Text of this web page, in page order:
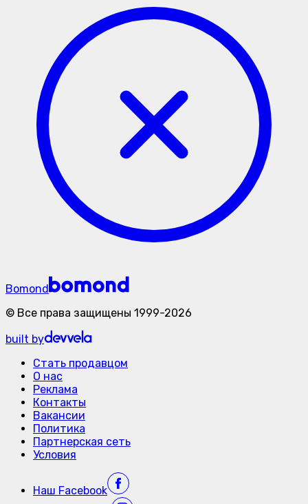
Bomond
© Все права защищены 1999-2026
built by
Стать продавцом
О нас
Реклама
Контакты
Вакансии
Политика
Партнерская сеть
Условия
Наш Facebook